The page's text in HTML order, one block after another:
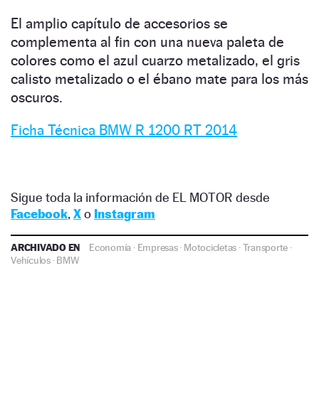
El amplio capítulo de accesorios se
complementa al fin con una nueva paleta de
colores como el azul cuarzo metalizado, el gris
calisto metalizado o el ébano mate para los más
oscuros.
Ficha Técnica BMW R 1200 RT 2014
Sigue toda la información de EL MOTOR desde
Facebook, Xo Instagram
ARCHIVADO EN Economía · Empresas· Motocicletas ·Transporte ·
Vehículos·BMW